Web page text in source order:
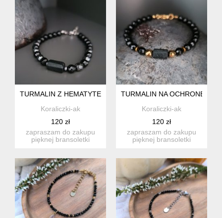
TURMALIN Z HEMATYTEM
Koraliczki-ak
120 zł
zapraszam do zakupu
pięknej bransoletki
TURMALIN NA OCHRONĘ
Koraliczki-ak
120 zł
zapraszam do zakupu
pięknej bransoletki